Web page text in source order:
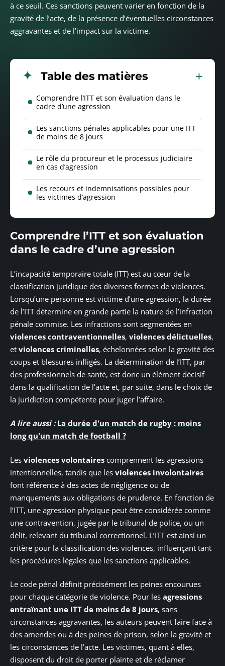
à ce seuil. Ces sanctions peuvent varier en fonction de la
gravité de l’acte, de la présence d’éventuelles circonstances
aggravantes et de l’impact sur la victime.
Table des matières
Comprendre l’ITT et son évaluation dans le
cadre d’une agression
Les sanctions pénales applicables pour une ITT
de moins de 8 jours
Le rôle du procureur et le processus judiciaire
en cas d’agression
Les recours et indemnisations possibles pour
les victimes d’agression
Comprendre l’ITT et son évaluation
dans le cadre d’une agression
L’incapacité temporaire totale (ITT) est au cœur de la
classification juridique des diverses formes de violences.
Lorsqu’une personne est victime d’une agression, la durée
de l’ITT détermine en grande partie la nature de l’infraction
pénale commise. Les infractions sont segmentées en
violences contraventionnelles, violences délictuelles,
et violences criminelles, échelonnées selon la gravité des
coups et blessures infligés. La détermination de l’ITT, par
des professionnels de santé, est donc un élément décisif
dans la qualification de l’acte et, par suite, dans le choix de
la juridiction compétente pour juger l’affaire.
A lire aussi : La durée d'un match de rugby : moins
long qu'un match de football ?
Les violences volontaires comprennent les agressions
intentionnelles, tandis que les violences involontaires
font référence à des actes de négligence ou de
manquements aux obligations de prudence. En fonction de
l’ITT, une agression physique peut être considérée comme
une contravention, jugée par le tribunal de police, ou un
délit, relevant du tribunal correctionnel. L’ITT est ainsi un
critère pour la classification des violences, influençant tant
les procédures légales que les sanctions applicables.
Le code pénal définit précisément les peines encourues
pour chaque catégorie de violence. Pour les agressions
entraînant une ITT de moins de 8 jours, sans
circonstances aggravantes, les auteurs peuvent faire face à
des amendes ou à des peines de prison, selon la gravité et
les circonstances de l’acte. Les victimes, quant à elles,
disposent du droit de porter plainte et de réclamer